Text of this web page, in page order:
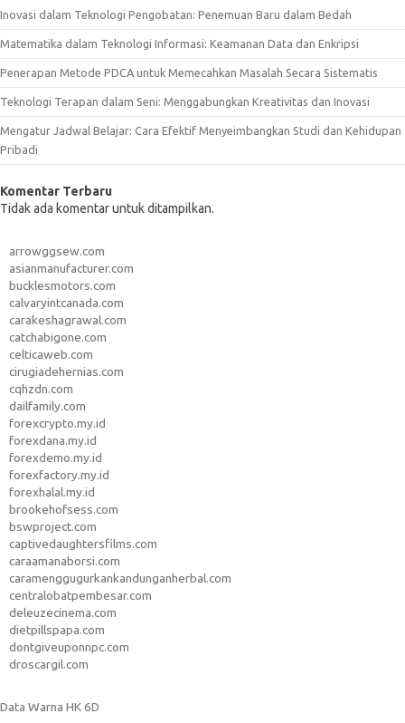
Inovasi dalam Teknologi Pengobatan: Penemuan Baru dalam Bedah
Matematika dalam Teknologi Informasi: Keamanan Data dan Enkripsi
Penerapan Metode PDCA untuk Memecahkan Masalah Secara Sistematis
Teknologi Terapan dalam Seni: Menggabungkan Kreativitas dan Inovasi
Mengatur Jadwal Belajar: Cara Efektif Menyeimbangkan Studi dan Kehidupan
Pribadi
Komentar Terbaru
Tidak ada komentar untuk ditampilkan.
arrowggsew.com
asianmanufacturer.com
bucklesmotors.com
calvaryintcanada.com
carakeshagrawal.com
catchabigone.com
celticaweb.com
cirugiadehernias.com
cqhzdn.com
dailfamily.com
forexcrypto.my.id
forexdana.my.id
forexdemo.my.id
forexfactory.my.id
forexhalal.my.id
brookehofsess.com
bswproject.com
captivedaughtersfilms.com
caraamanaborsi.com
caramenggugurkankandunganherbal.com
centralobatpembesar.com
deleuzecinema.com
dietpillspapa.com
dontgiveuponnpc.com
droscargil.com
Data Warna HK 6D